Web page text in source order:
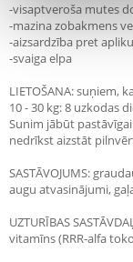
-visaptveroša mutes
-mazina zobakmens
-aizsardzība pret
-svaiga elpa
LIETOŠANA: suņiem,
10 - 30 kg: 8 uzkodas
Sunim jābūt
nedrīkst aizstāt
SASTĀVOJUMS:
augu atvasinājumi,
UZTURĪBAS
vitamīns (RRR-alfa